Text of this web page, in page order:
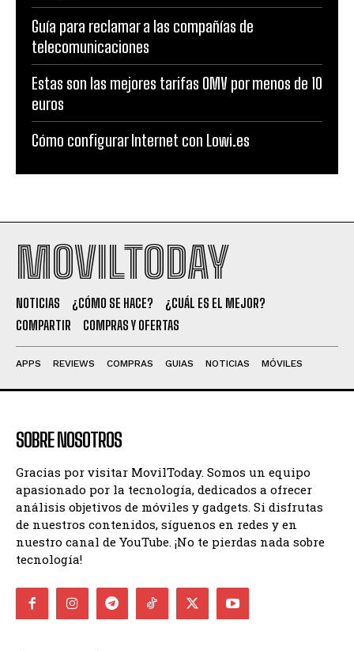
Guía para reclamar a las compañías de
telecomunicaciones
Estas son las mejores tarifas OMV por menos de 10
euros
Cómo configurar Internet con Lowi.es
MOVILTODAY
NOTICIAS ¿CÓMO SE HACE?
¿CUÁL ES EL MEJOR?
COMPARTIR
COMPRAS Y OFERTAS
APPS REVIEWS COMPRAS GUIAS NOTICIAS MÓVILES
SOBRE NOSOTROS
Gracias por visitar MovilToday. Somos un equipo
apasionado por la tecnología, dedicados a ofrecer
análisis objetivos de móviles y gadgets. Si disfrutas
de nuestros contenidos, síguenos en redes y en
nuestro canal de YouTube. ¡No te pierdas nada sobre
tecnología!